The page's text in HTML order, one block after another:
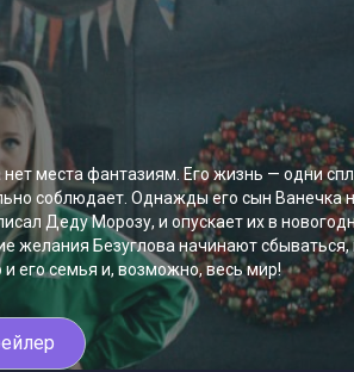
нет места фантазиям. Его жизнь — одни
соблюдает. Однажды его сын Ванечка
Деду Морозу, и опускает их в
желания Безуглова начинают сбываться,
и его семья и, возможно, весь мир!